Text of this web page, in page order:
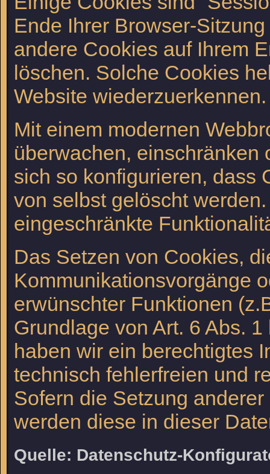
Ende Ihrer Browser-
andere Cookies auf Ihrem
löschen. Solche Cookies
Website wiederzuerkennen.
Mit einem modernen
überwachen, einschränken
sich so konfigurieren, dass
von selbst gelöscht
eingeschränkte
Das Setzen von Cookies,
Kommunikationsvorgänge
erwünschter Funktionen
Grundlage von Art. 6 Abs.
haben wir ein berechtigtes
technisch fehlerfreien und
Sofern die Setzung
werden diese in dieser
Quelle: Datenschutz-